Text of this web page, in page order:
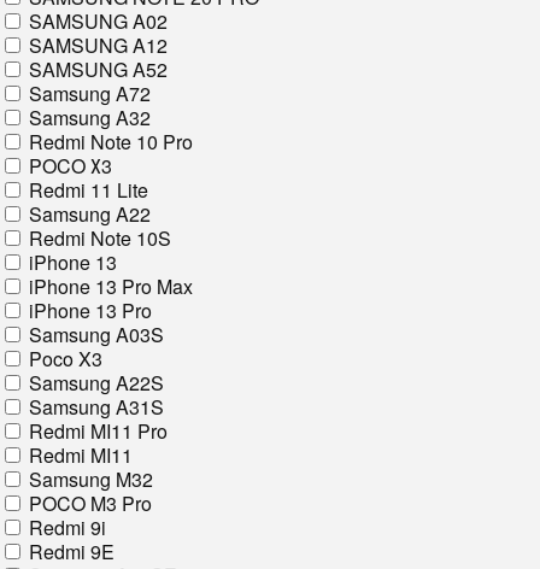
SAMSUNG A02
SAMSUNG A12
SAMSUNG A52
Samsung A72
Samsung A32
Redmi Note 10 Pro
POCO Х3
Redmi 11 Lite
Samsung A22
Redmi Note 10S
iPhone 13
iPhone 13 Pro Max
iPhone 13 Pro
Samsung A03S
Poco X3
Samsung A22S
Samsung A31S
Redmi MI11 Pro
Redmi MI11
Samsung M32
POCO M3 Pro
Redmi 9i
Redmi 9E